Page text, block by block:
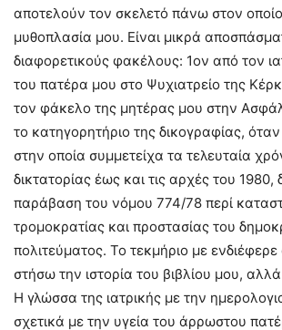
αποτελούν τον σκελετό πάνω στον
μυθοπλασία μου. Είναι μικρά
διαφορετικούς φακέλους: 1ον από τον
του πατέρα μου στο Ψυχιατρείο της
τον φάκελο της μητέρας μου στην
το κατηγορητήριο της δικογραφίας,
στην οποία συμμετείχα τα τελευταία
δικτατορίας έως και τις αρχές του 1980,
παράβαση του νόμου 774/78 περί
τρομοκρατίας και προστασίας του
πολιτεύματος. Το τεκμήριο με
στήσω την ιστορία του βιβλίου μου,
Η γλώσσα της ιατρικής με την
σχετικά με την υγεία του άρρωστου